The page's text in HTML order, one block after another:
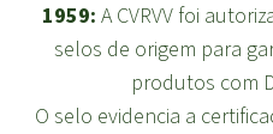
1959: A CVRVV foi
selos de origem para
produtos com
O selo evidencia a